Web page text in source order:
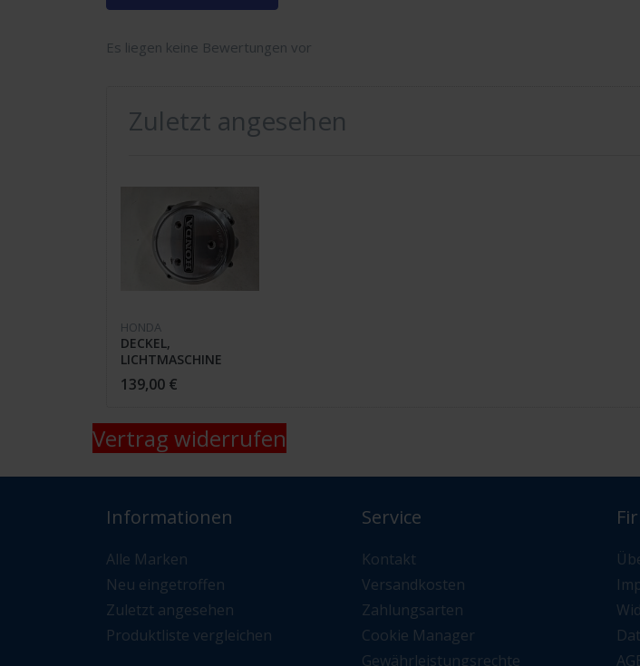
Es liegen keine Bewertungen vor
Zuletzt angesehen
HONDA
DECKEL,
LICHTMASCHINE
11631-404-000 CB 550
K3 / K4 / P3
139,00 €
Vertrag widerrufen
Informationen
Alle Marken
Neu eingetroffen
Zuletzt angesehen
Produktliste vergleichen
Service
Kontakt
Versandkosten
Zahlungsarten
Cookie Manager
Gewährleistungsrechte